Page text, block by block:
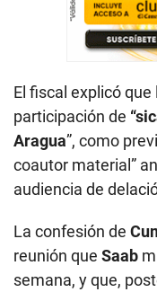
El fiscal explicó
participación de
Aragua”, como
coautor material”
audiencia de
La confesión de
reunión que Saab
semana, y que,